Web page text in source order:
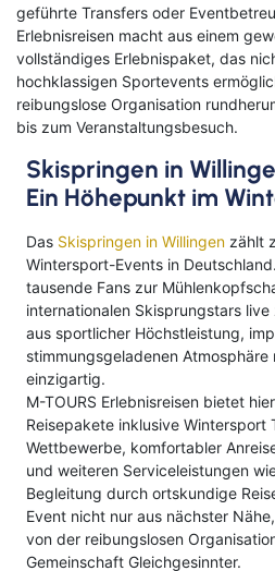
Top Reise Deals
geführte Transfers oder
Erlebnisreisen macht aus einem
vollständiges Erlebnispaket, das
hochklassigen Sportevents
reibungslose Organisation
bis zum Veranstaltungsbesuch.
Skispringen in
Ein Höhepunkt im
Das Skispringen in Willingen zählt
Wintersport-Events in
tausende Fans zur
internationalen Skisprungstars
aus sportlicher Höchstleistung,
stimmungsgeladenen Atmosphäre
einzigartig.
M-TOURS Erlebnisreisen bietet
Reisepakete inklusive Wintersport
Wettbewerbe, komfortabler
und weiteren Serviceleistungen
Begleitung durch ortskundige
Event nicht nur aus nächster
von der reibungslosen
Gemeinschaft Gleichgesinnter.